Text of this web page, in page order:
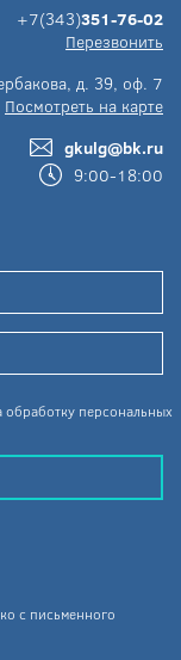
+7(343)351-76-02
Перезвонить
д. 39, оф. 7
Посмотреть на карте
gkulg@bk.ru
9:00-18:00
обработку персональных
с письменного